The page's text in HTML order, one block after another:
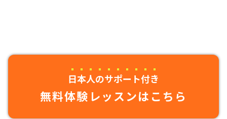
日本人のサポート付き
無料体験レッスンはこちら